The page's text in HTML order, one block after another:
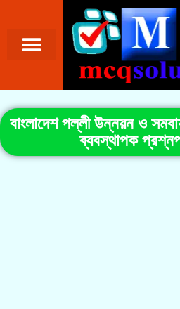
বাংলাদেশ পল্লী উন্নয়ন ও
ব্যবস্থাপক